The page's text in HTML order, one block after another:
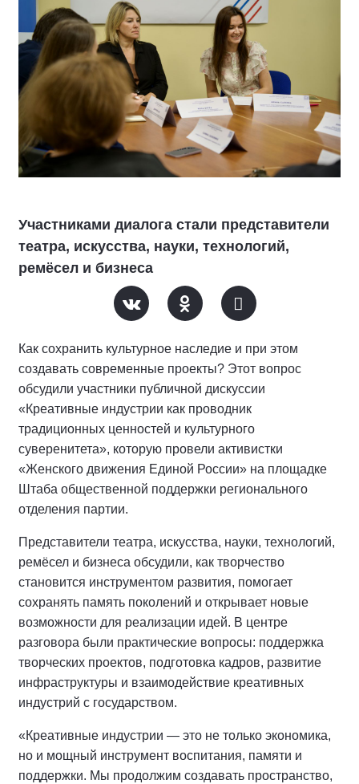
Участниками диалога стали представители
театра, искусства, науки, технологий,
ремёсел и бизнеса
Как сохранить культурное наследие и при этом
создавать современные проекты? Этот вопрос
обсудили участники публичной дискуссии
«Креативные индустрии как проводник
традиционных ценностей и культурного
суверенитета», которую провели активистки
«Женского движения Единой России» на площадке
Штаба общественной поддержки регионального
отделения партии.
Представители театра, искусства, науки, технологий,
ремёсел и бизнеса обсудили, как творчество
становится инструментом развития, помогает
сохранять память поколений и открывает новые
возможности для реализации идей. В центре
разговора были практические вопросы: поддержка
творческих проектов, подготовка кадров, развитие
инфраструктуры и взаимодействие креативных
индустрий с государством.
«Креативные индустрии — это не только экономика,
но и мощный инструмент воспитания, памяти и
поддержки. Мы продолжим создавать пространство,